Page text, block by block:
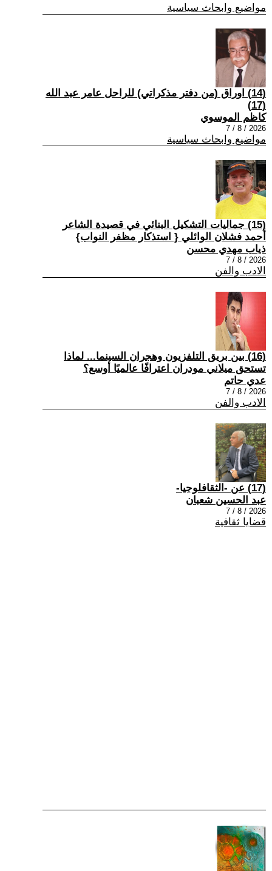
مواضيع وابحاث سياسية
(14) اوراق (من دفتر مذكراتي) للراحل عامر عبد الله
(17)
كاظم الموسوي
2026 / 8 / 7
مواضيع وابحاث سياسية
(15) جماليات التشكيل البنائي في قصيدة الشاعر
أحمد فشلان الوائلي { استذكار مظفر النواب}
ذياب مهدي محسن
2026 / 8 / 7
الادب والفن
(16) بين بريق التلفزيون وهجران السينما... لماذا
تستحق ميلاني مودران اعترافًا عالميًا أوسع؟
عدي حاتم
2026 / 8 / 7
الادب والفن
(17) عن -الثقافلوجيا-
عبد الحسين شعبان
2026 / 8 / 7
قضايا ثقافية